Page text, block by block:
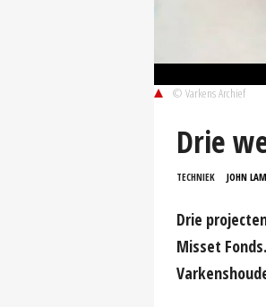
© Varkens Archief
Drie
TECHNIEK JOHN
Drie
Misset